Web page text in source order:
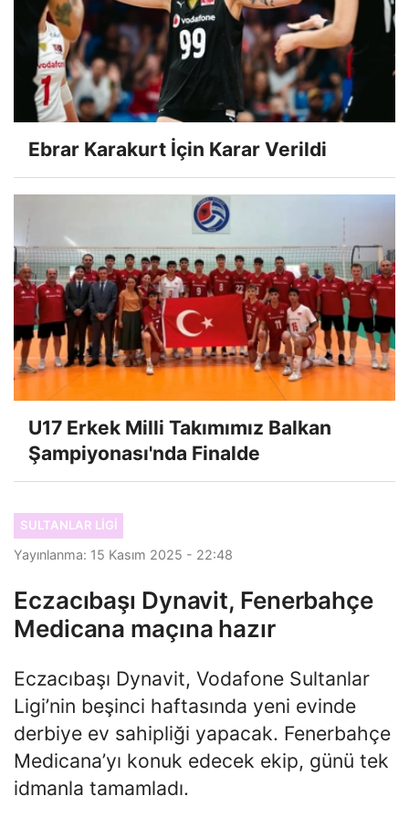
Ebrar Karakurt İçin Karar Verildi
U17 Erkek Milli Takımımız Balkan
Şampiyonası'nda Finalde
SULTANLAR LIGI
Yayınlanma: 15 Kasım 2025 - 22:48
Eczacıbaşı Dynavit, Fenerbahçe
Medicana maçına hazır
Eczacıbaşı Dynavit, Vodafone Sultanlar
Ligi’nin beşinci haftasında yeni evinde
derbiye ev sahipliği yapacak. Fenerbahçe
Medicana’yı konuk edecek ekip, günü tek
idmanla tamamladı.